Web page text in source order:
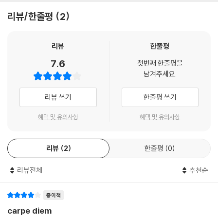
꼬끼오, 닭이 울자 주막 앞에서
우리들이 머물 시간 짧디 짧고
그대 잠을 깨라. 어느새 태양은
밤의 들판에서 별들을 패주시키고
술탄의 성탑에 햇빛을 내리쬔다
2
주막에서 들려오는 저 목소리,
「사원에 예배 준비가 끝났거늘
어찌하여 기도자는 밖에서 졸고만 있나」
리뷰/한줄평 2
리뷰
7.6
리뷰 쓰기
혜택 및 유의사항
한줄평
첫번째 한줄평을
남겨주세요.
한줄평 쓰기
혜택 및 유의사항
리뷰 2 한줄평 0
리뷰전체 추천순
종이책
carpe diem